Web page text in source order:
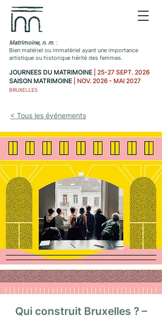
Matrimoine, n. m. :
Bien matériel ou immatériel ayant une importance
artistique ou historique hérité des femmes.
JOURNEES DU MATRIMOINE
| 25-27 SEPT. 2026
SAISON MATRIMOINE
| NOV. 2026 - MAI 2027
BRUXELLES
< Tous les événements
Qui construit Bruxelles ? –